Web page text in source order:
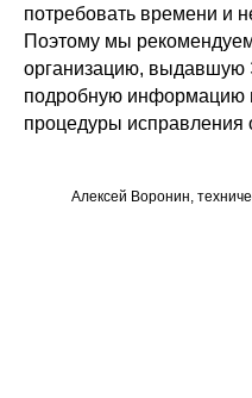
потребовать времени и
Поэтому мы
организацию, выдавшую
подробную информацию
процедуры исправления
Алексей Воронин,